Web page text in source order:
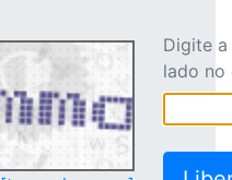
Digite
lado no